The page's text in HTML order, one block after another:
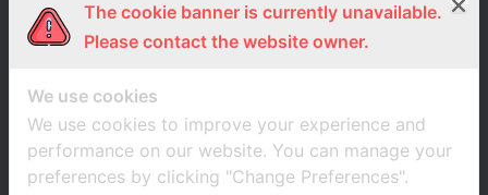
ร่วมงานกับเรา
สมัครงาน
Lemon Farm Cafe
ร้านอาหารอินทรีย์
The cookie banner is currently unavailable.
Please contact the website owner.
We use cookies
We use cookies to improve your experience and
performance on our website. You can manage your
preferences by clicking "Change Preferences".